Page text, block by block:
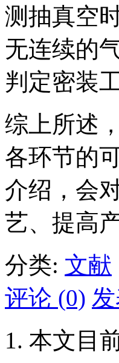
测抽真空
无连续的
判定密装
综上所述
各环节的
介绍，会
艺、提高
分类: 文献
评论 (0)
本文目